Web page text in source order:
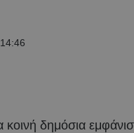
κοινή δημόσια